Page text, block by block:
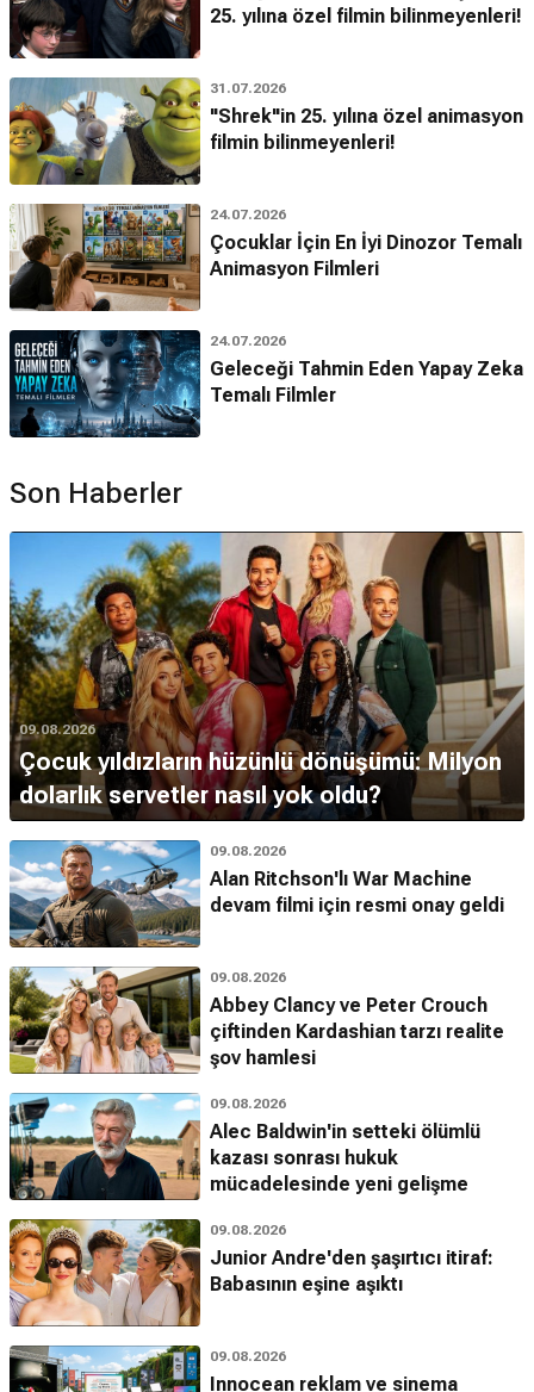
25. yılına özel filmin bilinmeyenleri!
31.07.2026
"Shrek"in 25. yılına özel animasyon
filmin bilinmeyenleri!
24.07.2026
Çocuklar İçin En İyi Dinozor Temalı
Animasyon Filmleri
24.07.2026
Geleceği Tahmin Eden Yapay Zeka
Temalı Filmler
Son Haberler
09.08.2026
Çocuk yıldızların hüzünlü dönüşümü: Milyon
dolarlık servetler nasıl yok oldu?
09.08.2026
Alan Ritchson'lı War Machine
devam filmi için resmi onay geldi
09.08.2026
Abbey Clancy ve Peter Crouch
çiftinden Kardashian tarzı realite
şov hamlesi
09.08.2026
Alec Baldwin'in setteki ölümlü
kazası sonrası hukuk
mücadelesinde yeni gelişme
09.08.2026
Junior Andre'den şaşırtıcı itiraf:
Babasının eşine aşıktı
09.08.2026
Innocean reklam ve sinema